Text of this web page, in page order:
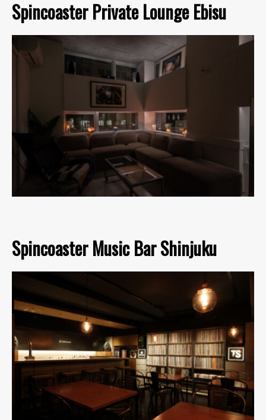
Spincoaster Private Lounge Ebisu
Spincoaster Music Bar Shinjuku